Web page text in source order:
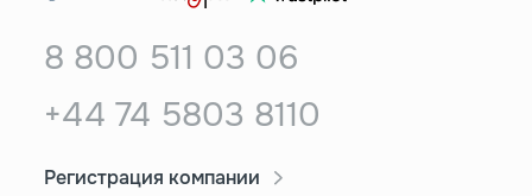
8 800 511 03 06
+44 74 5803 8110
Регистрация компании